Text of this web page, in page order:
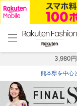
menu home
トップ
3,980
熊本県を中心